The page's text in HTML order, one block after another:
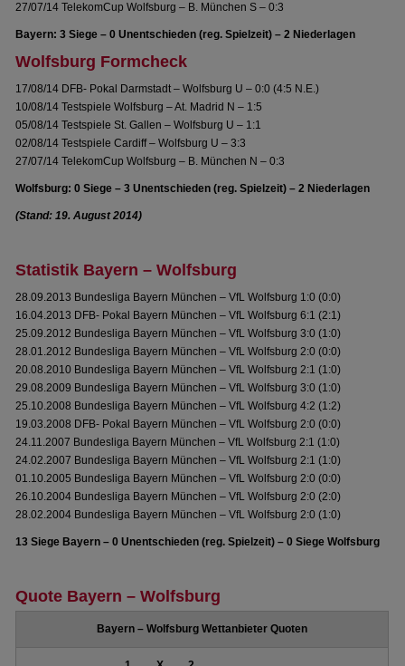
27/07/14 TelekomCup Wolfsburg – B. München S – 0:3
Bayern: 3 Siege – 0 Unentschieden (reg. Spielzeit) – 2 Niederlagen
Wolfsburg Formcheck
17/08/14 DFB- Pokal Darmstadt – Wolfsburg U – 0:0 (4:5 N.E.)
10/08/14 Testspiele Wolfsburg – At. Madrid N – 1:5
05/08/14 Testspiele St. Gallen – Wolfsburg U – 1:1
02/08/14 Testspiele Cardiff – Wolfsburg U – 3:3
27/07/14 TelekomCup Wolfsburg – B. München N – 0:3
Wolfsburg: 0 Siege – 3 Unentschieden (reg. Spielzeit) – 2 Niederlagen
(Stand: 19. August 2014)
Statistik Bayern – Wolfsburg
28.09.2013 Bundesliga Bayern München – VfL Wolfsburg 1:0 (0:0)
16.04.2013 DFB- Pokal Bayern München – VfL Wolfsburg 6:1 (2:1)
25.09.2012 Bundesliga Bayern München – VfL Wolfsburg 3:0 (1:0)
28.01.2012 Bundesliga Bayern München – VfL Wolfsburg 2:0 (0:0)
20.08.2010 Bundesliga Bayern München – VfL Wolfsburg 2:1 (1:0)
29.08.2009 Bundesliga Bayern München – VfL Wolfsburg 3:0 (1:0)
25.10.2008 Bundesliga Bayern München – VfL Wolfsburg 4:2 (1:2)
19.03.2008 DFB- Pokal Bayern München – VfL Wolfsburg 2:0 (0:0)
24.11.2007 Bundesliga Bayern München – VfL Wolfsburg 2:1 (1:0)
24.02.2007 Bundesliga Bayern München – VfL Wolfsburg 2:1 (1:0)
01.10.2005 Bundesliga Bayern München – VfL Wolfsburg 2:0 (0:0)
26.10.2004 Bundesliga Bayern München – VfL Wolfsburg 2:0 (2:0)
28.02.2004 Bundesliga Bayern München – VfL Wolfsburg 2:0 (1:0)
13 Siege Bayern – 0 Unentschieden (reg. Spielzeit) – 0 Siege Wolfsburg
Quote Bayern – Wolfsburg
Bayern – Wolfsburg Wettanbieter Quoten